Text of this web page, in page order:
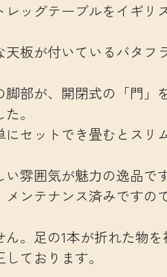
レッグテーブルをイギリ
板が付いているバタフ
部が、開閉式の「門」
。
セットでき畳むとスリ
雰囲気が魅力の逸品です
ンテナンス済みですの
。足の1本が折れた物を
ております。